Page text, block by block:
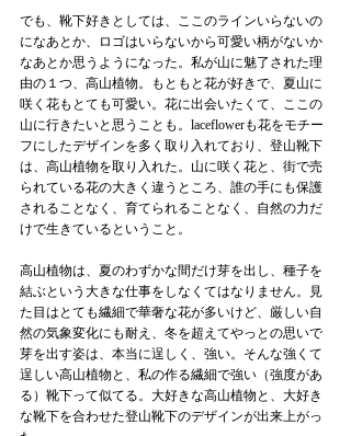
でも、靴下好きとしては、ここのラインいらないの
になあとか、ロゴはいらないから可愛い柄がないか
なあとか思うようになった。私が山に魅了された理
由の１つ、高山植物。もともと花が好きで、夏山に
咲く花もとても可愛い。花に出会いたくて、ここの
山に行きたいと思うことも。laceflowerも花をモチー
フにしたデザインを多く取り入れており、登山靴下
は、高山植物を取り入れた。山に咲く花と、街で売
られている花の大きく違うところ、誰の手にも保護
されることなく、育てられることなく、自然の力だ
けで生きているということ。
高山植物は、夏のわずかな間だけ芽を出し、種子を
結ぶという大きな仕事をしなくてはなりません。見
た目はとても繊細で華奢な花が多いけど、厳しい自
然の気象変化にも耐え、冬を超えてやっとの思いで
芽を出す姿は、本当に逞しく、強い。そんな強くて
逞しい高山植物と、私の作る繊細で強い（強度があ
る）靴下って似てる。大好きな高山植物と、大好き
な靴下を合わせた登山靴下のデザインが出来上がっ